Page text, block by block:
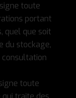
toute
portant
quel que soit
du stockage,
toute